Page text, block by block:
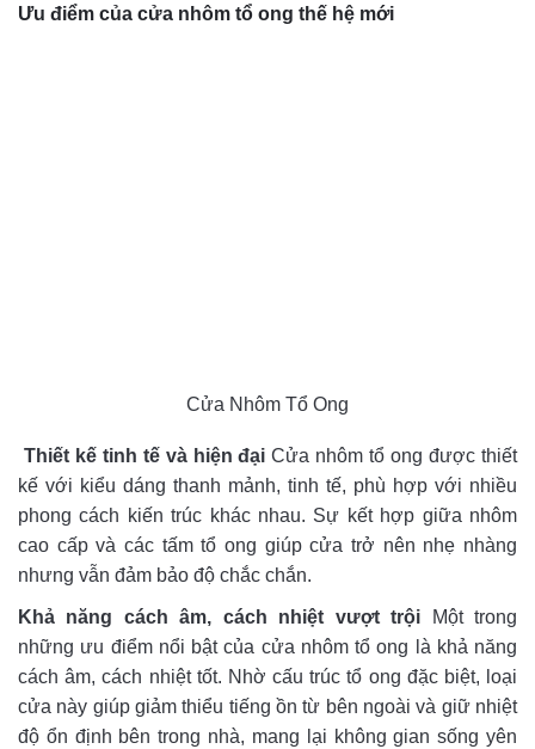
Ưu điểm của cửa nhôm tổ ong thế hệ mới
Cửa Nhôm Tổ Ong
Thiết kế tinh tế và hiện đại Cửa nhôm tổ ong được thiết
kế với kiểu dáng thanh mảnh, tinh tế, phù hợp với nhiều
phong cách kiến trúc khác nhau. Sự kết hợp giữa nhôm
cao cấp và các tấm tổ ong giúp cửa trở nên nhẹ nhàng
nhưng vẫn đảm bảo độ chắc chắn.
Khả năng cách âm, cách nhiệt vượt trội Một trong
những ưu điểm nổi bật của cửa nhôm tổ ong là khả năng
cách âm, cách nhiệt tốt. Nhờ cấu trúc tổ ong đặc biệt, loại
cửa này giúp giảm thiểu tiếng ồn từ bên ngoài và giữ nhiệt
độ ổn định bên trong nhà, mang lại không gian sống yên